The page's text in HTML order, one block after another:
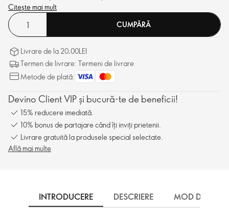
Citește mai mult
CUMPĂRĂ
Livrare de la 20,00LEI
Termen de livrare: Termeni de livrare
Metode de plată:
Devino Client VIP și bucură-te de beneficii!
15% reducere imediată.
10% bonus de partajare când îți inviți prietenii.
Livrare gratuită la produsele special selectate.
Află mai multe
INTRODUCERE DESCRIERE MOD DE